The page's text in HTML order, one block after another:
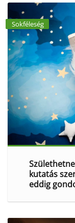
Sokféleség
kutatás
eddig